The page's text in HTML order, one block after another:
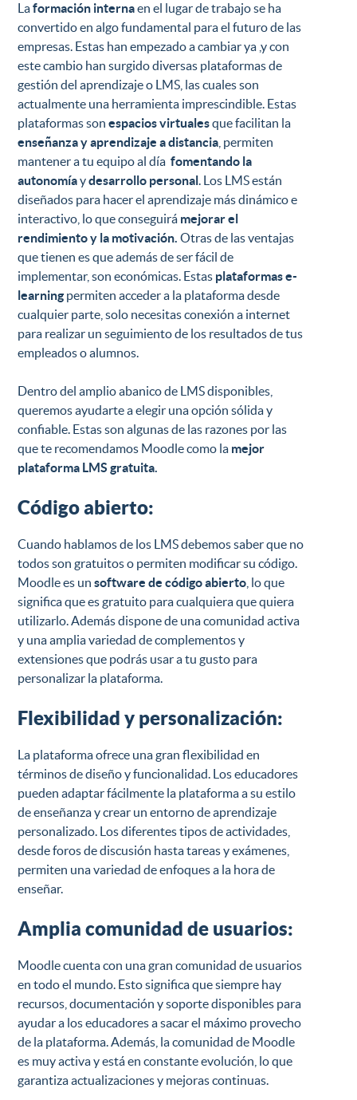
Laformación internaen el lugar de trabajo se ha
convertido en algo fundamental para el futuro de las
empresas. Estas han empezado a cambiar ya ,y con
este cambio han surgido diversas plataformas de
gestión del aprendizaje o LMS , las cuales son
actualmente una herramienta imprescindible. Estas
plataformas sonespacios virtualesque facilitan la
enseñanza y aprendizaje a distancia , permiten
mantener a tu equipo al díafomentando la
autonomíaydesarrollo personal. Los LMS están
diseñados para hacer el aprendizaje más dinámico e
interactivo, lo que conseguirá mejorar el
rendimiento y la motivación.Otras de las ventajas
que tienen es que además de ser fácil de
implementar, son económicas. Estas plataformas e-
learning permiten acceder a la plataforma desde
cualquier parte, solo necesitas conexión a internet
para realizar un seguimiento de los resultados de tus
empleados o alumnos.
Dentro del amplio abanico de LMS disponibles,
queremos ayudarte a elegir una opción sólida y
confiable. Estas son algunas de las razones por las
que te recomendamos Moodle como la mejor
plataforma LMS gratuita.
Código abierto:
Cuando hablamos de los LMS debemos saber que no
todos son gratuitos o permiten modificar su código.
Moodle es un software de código abierto , lo que
significa que es gratuito para cualquiera que quiera
utilizarlo. Además dispone de una comunidad activa
y una amplia variedad de complementos y
extensiones que podrás usar a tu gusto para
personalizar la plataforma.
Flexibilidad y personalización:
La plataforma ofrece una gran flexibilidad en
términos de diseño y funcionalidad. Los educadores
pueden adaptar fácilmente la plataforma a su estilo
de enseñanza y crear un entorno de aprendizaje
personalizado. Los diferentes tipos de actividades,
desde foros de discusión hasta tareas y exámenes,
permiten una variedad de enfoques a la hora de
enseñar.
Amplia comunidad de usuarios:
Moodle cuenta con una gran comunidad de usuarios
en todo el mundo. Esto significa que siempre hay
recursos, documentación y soporte disponibles para
ayudar a los educadores a sacar el máximo provecho
de la plataforma. Además, la comunidad de Moodle
es muy activa y está en constante evolución, lo que
garantizaactualizaciones y mejorascontinuas.